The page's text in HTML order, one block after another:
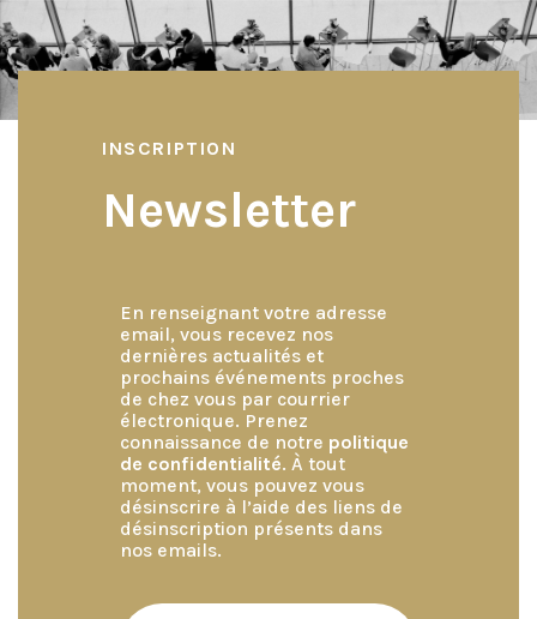
des
articles
INSCRIPTION
Newsletter
En renseignant votre adresse
email, vous recevez nos
dernières actualités et
prochains événements proches
de chez vous par courrier
électronique. Prenez
connaissance de notre politique
de confidentialité. À tout
moment, vous pouvez vous
désinscrire à l’aide des liens de
désinscription présents dans
nos emails.